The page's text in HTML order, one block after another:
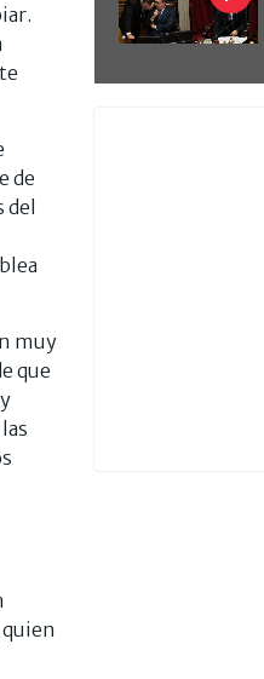
de
del
muy
que